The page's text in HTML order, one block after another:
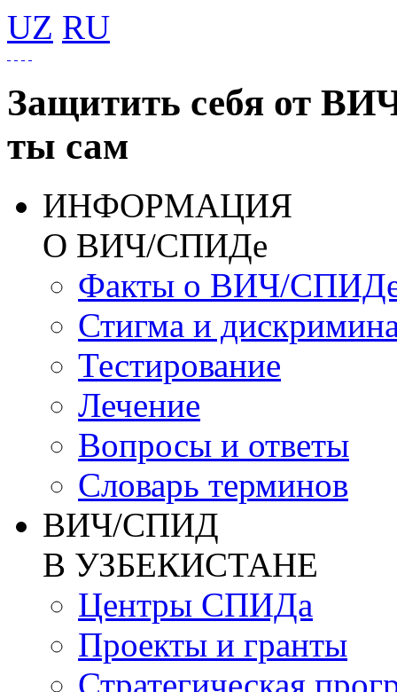
UZ RU
Защитить себя от
ты сам
ИНФОРМАЦИЯ
О ВИЧ/СПИДе
Факты о ВИЧ/
Стигма и
Тестирование
Лечение
Вопросы и ответы
Словарь терминов
ВИЧ/СПИД
В УЗБЕКИСТАНЕ
Центры СПИДа
Проекты и гранты
Стратегическая